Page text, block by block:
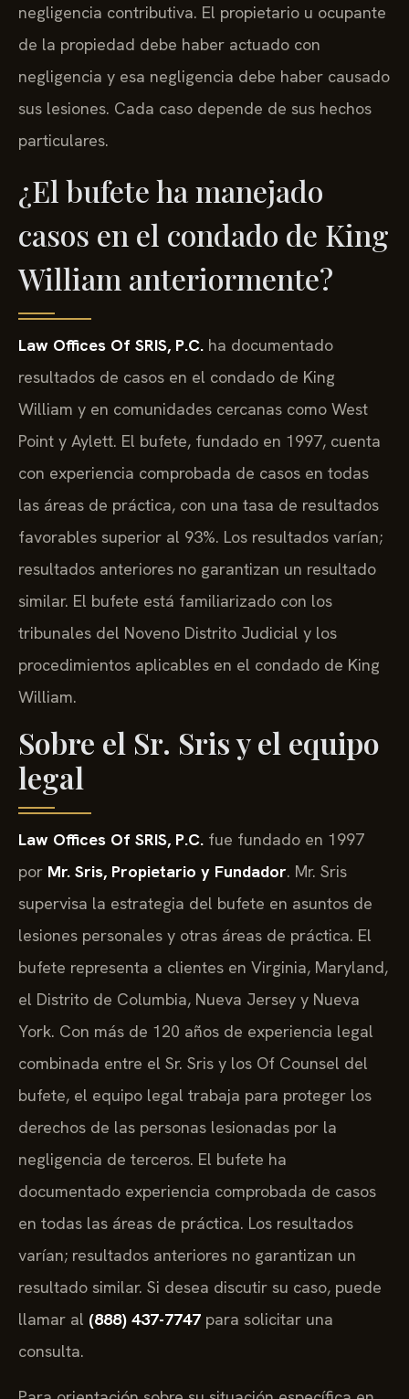
negligencia contributiva. El propietario u ocupante
de la propiedad debe haber actuado con
negligencia y esa negligencia debe haber causado
sus lesiones. Cada caso depende de sus hechos
particulares.
¿El bufete ha manejado
casos en el condado de King
William anteriormente?
Law Offices Of SRIS, P.C. ha documentado
resultados de casos en el condado de King
William y en comunidades cercanas como West
Point y Aylett. El bufete, fundado en 1997, cuenta
con experiencia comprobada de casos en todas
las áreas de práctica, con una tasa de resultados
favorables superior al 93%. Los resultados varían;
resultados anteriores no garantizan un resultado
similar. El bufete está familiarizado con los
tribunales del Noveno Distrito Judicial y los
procedimientos aplicables en el condado de King
William.
Sobre el Sr. Sris y el equipo
legal
Law Offices Of SRIS, P.C. fue fundado en 1997
por Mr. Sris, Propietario y Fundador. Mr. Sris
supervisa la estrategia del bufete en asuntos de
lesiones personales y otras áreas de práctica. El
bufete representa a clientes en Virginia, Maryland,
el Distrito de Columbia, Nueva Jersey y Nueva
York. Con más de 120 años de experiencia legal
combinada entre el Sr. Sris y los Of Counsel del
bufete, el equipo legal trabaja para proteger los
derechos de las personas lesionadas por la
negligencia de terceros. El bufete ha
documentado experiencia comprobada de casos
en todas las áreas de práctica. Los resultados
varían; resultados anteriores no garantizan un
resultado similar. Si desea discutir su caso, puede
llamar al (888) 437-7747 para solicitar una
consulta.